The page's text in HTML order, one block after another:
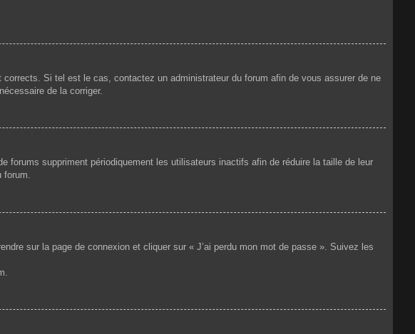
Si tel est le cas, contactez un administrateur du forum afin de vous assurer de ne
de la corriger.
forums suppriment périodiquement les utilisateurs inactifs afin de réduire la taille de leur
forum.
sur la page de connexion et cliquer sur « J’ai perdu mon mot de passe ». Suivez les